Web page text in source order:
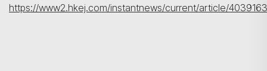
https://www2.hkej.com/instantnews/current/article/4039163/